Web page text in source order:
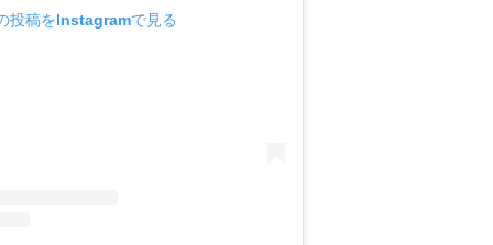
投稿をInstagramで見る